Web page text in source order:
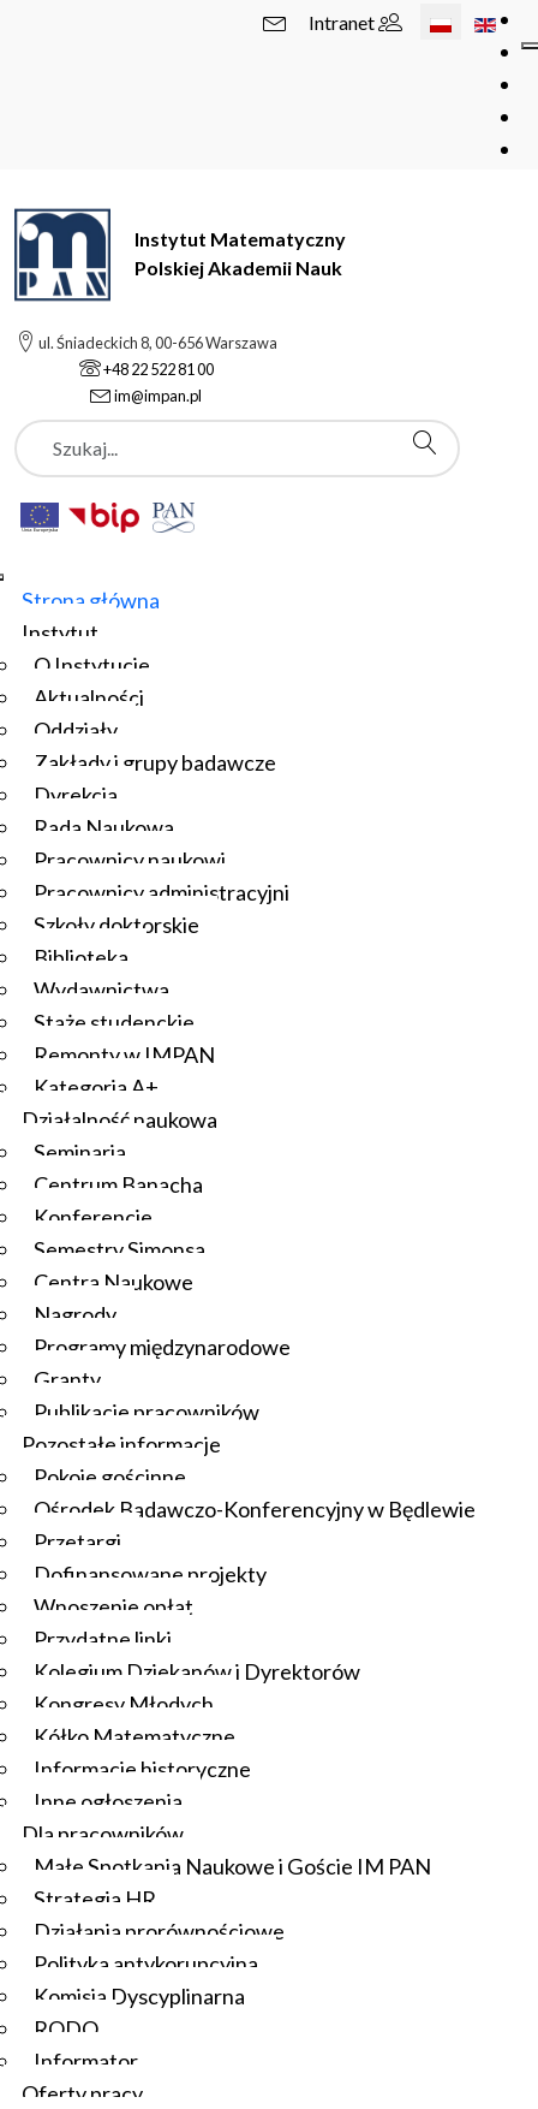
Wybierz swój
Intranet
Instytut Matematyczny
Polskiej Akademii Nauk
ul. Śniadeckich 8, 00-656 Warszawa
+48 22 522 81 00
im@impan.pl
Szukaj
Strona główna
Instytut
O Instytucie
Aktualności
Oddziały
Zakłady i grupy badawcze
Dyrekcja
Rada Naukowa
Pracownicy naukowi
Pracownicy administracyjni
Szkoły doktorskie
Biblioteka
Wydawnictwa
Staże studenckie
Remonty w IMPAN
Kategoria A+
Działalność naukowa
Seminaria
Centrum Banacha
Konferencje
Semestry Simonsa
Centra Naukowe
Nagrody
Programy międzynarodowe
Granty
Publikacje pracowników
Pozostałe informacje
Pokoje gościnne
Ośrodek Badawczo-Konferencyjny w Będlewie
Przetargi
Dofinansowane projekty
Wnoszenie opłat
Przydatne linki
Kolegium Dziekanów i Dyrektorów
Kongresy Młodych
Kółko Matematyczne
Informacje historyczne
Inne ogłoszenia
Dla pracowników
Małe Spotkania Naukowe i Goście IM PAN
Strategia HR
Działania prorównościowe
Polityka antykorupcyjna
Komisja Dyscyplinarna
RODO
Informator
Oferty pracy